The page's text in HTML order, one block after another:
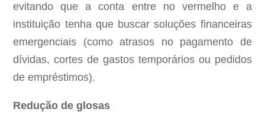
evitando que a conta entre no vermelho e a
instituição tenha que buscar soluções financeiras
emergenciais (como atrasos no pagamento de
dívidas, cortes de gastos temporários ou pedidos
de empréstimos).
Redução de glosas